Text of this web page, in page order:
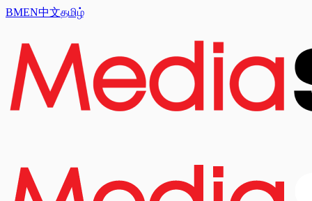
BMEN中文தமிழ்